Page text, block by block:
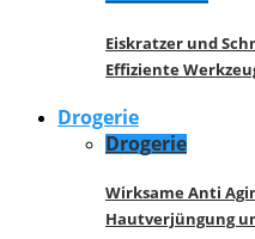
Eiskratzer und
Effiziente
Drogerie
Drogerie
Wirksame Anti
Hautverjüngung